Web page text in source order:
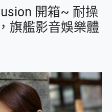
專為 PC上的 XBOX和掌機設計的 FireCuda X1070 SSD 固態硬碟開箱 評測
AI輕薄筆電 開箱 評測
的隨身碟或SD卡
開箱~ 耐操
旗艦影音娛樂體